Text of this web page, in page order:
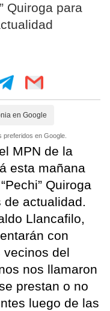
Quiroga para
en Google
preferidos en Google.
MPN de la
esta mañana
Quiroga
de actualidad.
Llancafilo,
con
vecinos del
nos llamaron
prestan o no
luego de las